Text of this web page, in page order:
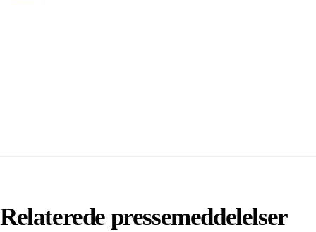
Relaterede pressemeddelelser